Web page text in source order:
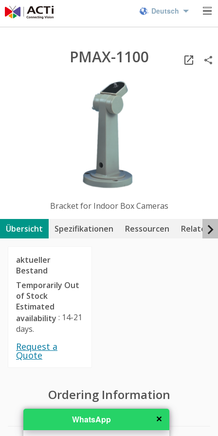
Deutsch
PMAX-1100
Bracket for Indoor Box Cameras
Übersicht Spezifikationen Ressourcen Related
aktueller
Bestand
Temporarily Out
of Stock
Estimated
availability : 14-21
days.
Request a
Quote
Ordering Information
✕
WhatsApp